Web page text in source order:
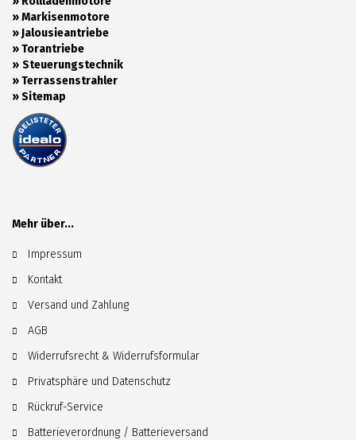
»Markisenmotore
»Jalousieantriebe
»Torantriebe
» Steuerungstechnik
»Terrassenstrahler
»Sitemap
Mehr über...
Impressum
Kontakt
Versand und Zahlung
AGB
Widerrufsrecht & Widerrufsformular
Privatsphäre und Datenschutz
Rückruf-Service
Batterieverordnung / Batterieversand